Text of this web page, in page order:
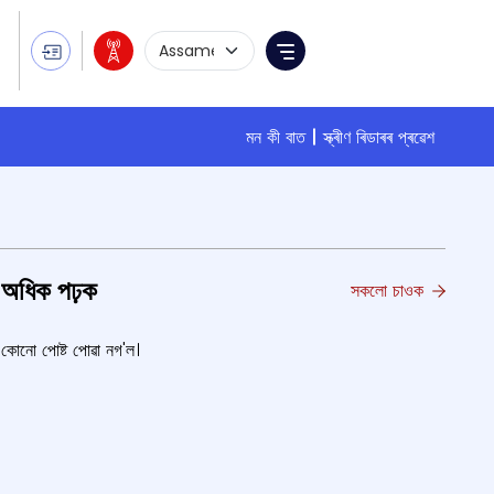
Language Selection
Menu
মন কী বাত স্ক্ৰীণ ৰিডাৰৰ প্ৰৱেশ
অধিক পঢ়ক সকলো চাওক
কোনো পোষ্ট পোৱা নগ'ল।